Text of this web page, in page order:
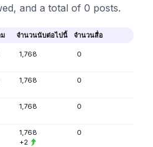
and a total of 0 posts.
จำนวนนับต่อไปนี้ จำนวนสื่อ
1,768 0
1,768 0
1,768 0
1,768
+2
0